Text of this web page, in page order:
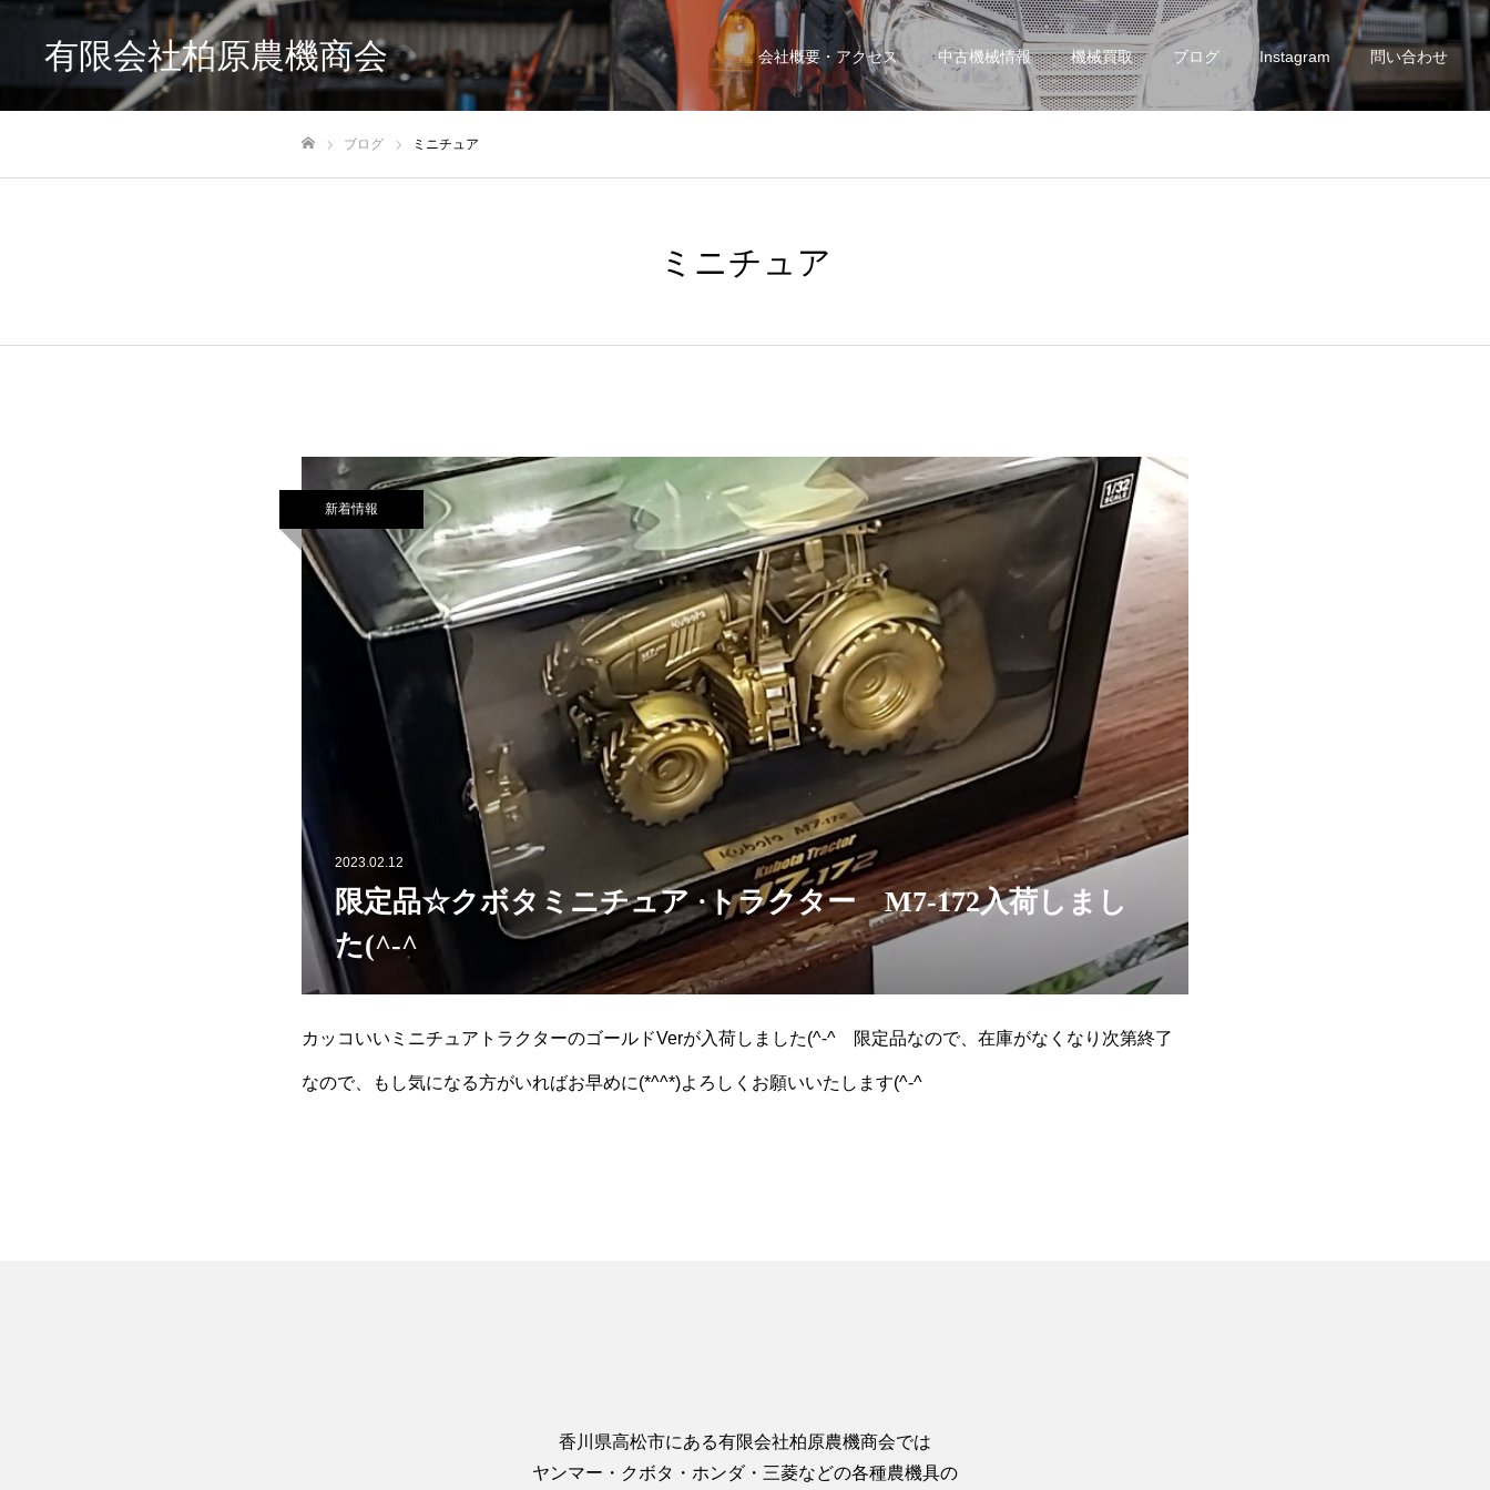
有限会社柏原農機商会 会社概要・アクセス 中古機械情報 機械買取 ブログ Instagram 問い合わせ
ブログ ミニチュア
ミニチュア
新着情報
2023.02.12
限定品☆クボタミニチュア ·トラクター M7-172入荷しまし
た(^-^ゞ
カッコいいミニチュアトラクターのゴールドVerが入荷しました(^-^ゞ限定品なので、在庫がなくなり次第終了
なので、もし気になる方がいればお早めに(*^^*)よろしくお願いいたします(^-^ゞ
香川県高松市にある有限会社柏原農機商会では
ヤンマー・クボタ・ホンダ・三菱などの各種農機具の